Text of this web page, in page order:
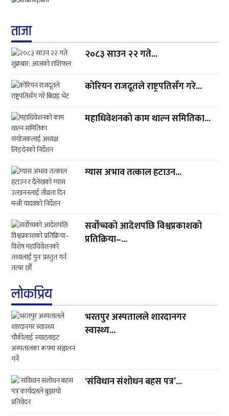
ताजा
२०८३ साउन २२ गते...
कोरियन राजदूतले राष्ट्रपतिसँग गरे...
महाधिवेशनको काम थाल्न समितिका...
ग्यास अभाव तत्काल हटाउन...
सर्वोच्चको आदेशपछि विश्वप्रकाशको
प्रतिक्रिया–...
लाेकप्रिय
भरतपुर अस्पतालले शारदानगर
स्वास्थ्य...
‘संविधान संशोधन बहस पत्र’...